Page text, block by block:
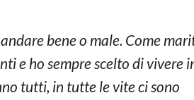
bene o male. Come
e ho sempre scelto di vivere
tutti, in tutte le vite ci sono